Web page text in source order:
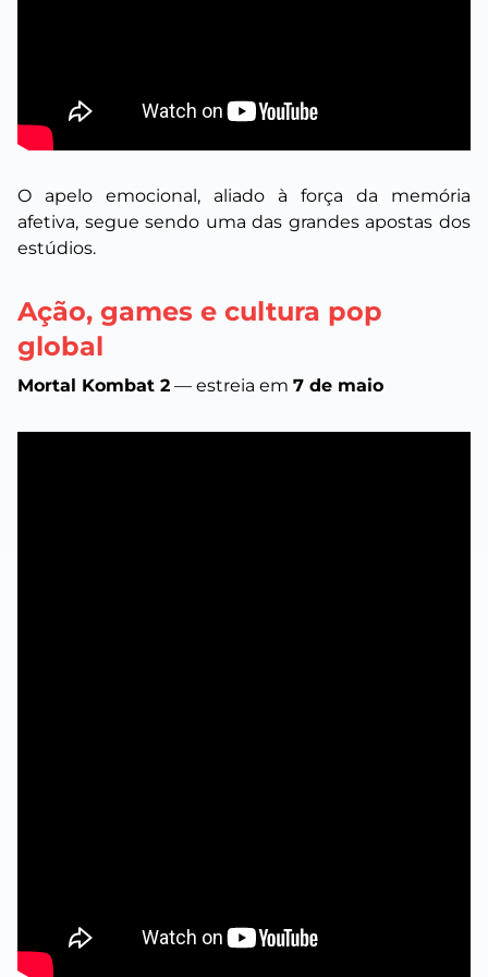
O apelo emocional, aliado à força da memória
afetiva, segue sendo uma das grandes apostas dos
estúdios.
Ação, games e cultura pop
global
Mortal Kombat 2 — estreia em 7 de maio